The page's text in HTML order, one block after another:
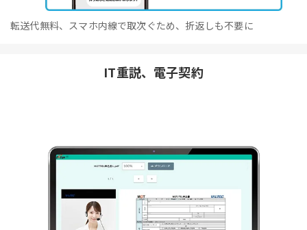
転送代無料、スマホ内線で取次ぐため、折返しも不要に
IT重説、電子契約